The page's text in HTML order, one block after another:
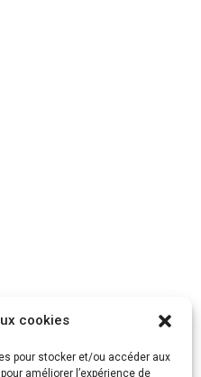
cookies
pour stocker et/ou accéder aux
améliorer l’expérience de